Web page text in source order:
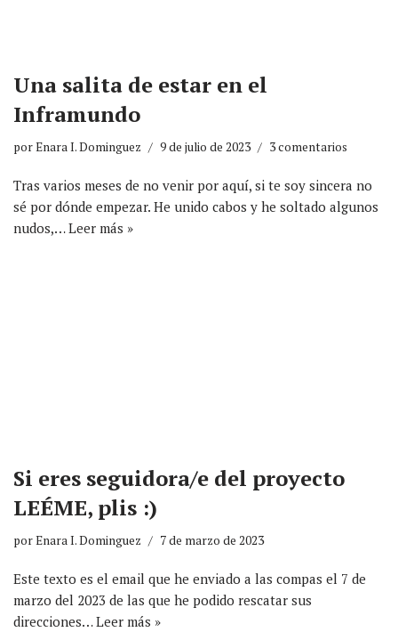
Una salita de estar en el
Inframundo
porEnara I. Dominguez 9 de julio de 2023 3 comentarios
Tras varios meses de no venir por aquí, si te soy sincera no
sé por dónde empezar. He unido cabos y he soltado algunos
nudos,…Leer más »
Si eres seguidora/e del proyecto
LEÉME, plis :)
porEnara I. Dominguez 7 de marzo de 2023
Este texto es el email que he enviado a las compas el 7 de
marzo del 2023 de las que he podido rescatar sus
direcciones…Leer más »